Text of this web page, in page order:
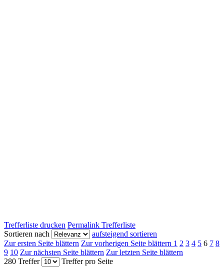
Trefferliste drucken Permalink Trefferliste
Sortieren nach
aufsteigend sortieren
Zur ersten Seite blättern Zur vorherigen Seite blättern 1 2 3 4 5 6 7 8
9 10 Zur nächsten Seite blättern Zur letzten Seite blättern
280 Treffer
Treffer pro Seite